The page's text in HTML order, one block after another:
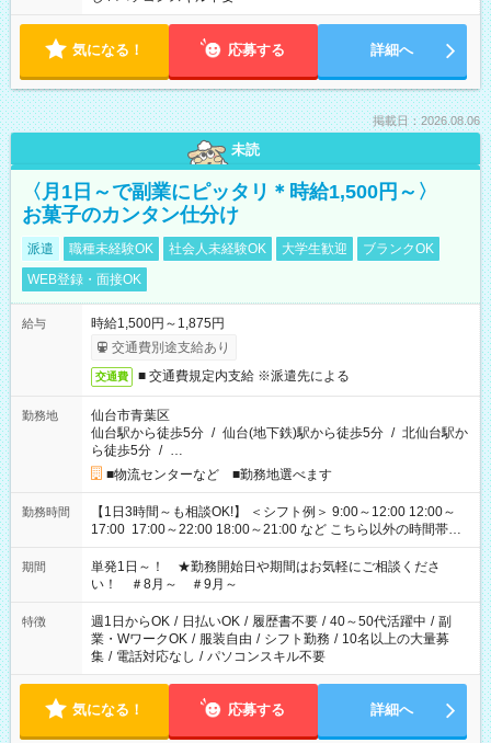
気になる！ 応募する 詳細へ
掲載日：2026.08.06
未読
〈月1日～で副業にピッタリ＊時給1,500円～〉
お菓子のカンタン仕分け
派遣 職種未経験OK 社会人未経験OK 大学生歓迎
ブランクOK
WEB登録・面接OK
給与
時給1,500円～1,875円
交通費別途支給あり
交通費 ■ 交通費規定内支給 ※派遣先による
勤務地
仙台市青葉区
仙台駅から徒歩5分 / 仙台(地下鉄)駅から徒歩5分 / 北仙台駅か
ら徒歩5分 / …
■物流センターなど ■勤務地選べます
勤務時間
【1日3時間～も相談OK!】 ＜シフト例＞ 9:00～12:00 12:00～
17:00 17:00～22:00 18:00～21:00 など こちら以外の時間帯も
お気軽にご相談ください！
期間
単発1日～！ ★勤務開始日や期間はお気軽にご相談くださ
い！ ＃8月～ ＃9月～
特徴 週1日からOK / 日払いOK / 履歴書不要 / 40～50代活躍中 / 副
業・WワークOK / 服装自由 / シフト勤務 / 10名以上の大量募
集 / 電話対応なし / パソコンスキル不要
気になる！ 応募する 詳細へ